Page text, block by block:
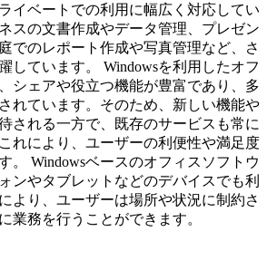
イベートでの利用に幅広く対応してい
スの文書作成やデータ管理、プレゼン
でのレポート作成や写真管理など、さ
しています。 Windowsを利用したオフ
シェアや役立つ機能が豊富であり、多
れています。そのため、新しい機能や
される一方で、既存のサービスも常に
れにより、ユーザーの利便性や満足度
。 Windowsベースのオフィスソフトウ
ンやタブレットなどのデバイスでも利
より、ユーザーは場所や状況に制約さ
業務を行うことができます。